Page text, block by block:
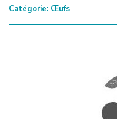
Catégorie: Œufs